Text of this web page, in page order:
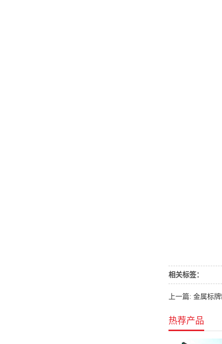
相关标签：
上一篇: 金属标
热荐产品